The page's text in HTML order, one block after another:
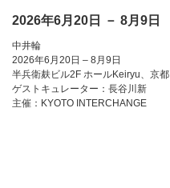
2026年6月20日 － 8月9日
中井輪
2026年6月20日 – 8月9日
半兵衛麸ビル2F ホールKeiryu、京都
ゲストキュレーター：長谷川新
主催：KYOTO INTERCHANGE